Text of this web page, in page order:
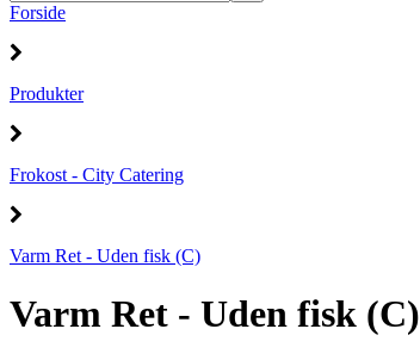
Forside
Produkter
Frokost - City Catering
Varm Ret - Uden fisk (C)
Varm Ret - Uden fisk (C)